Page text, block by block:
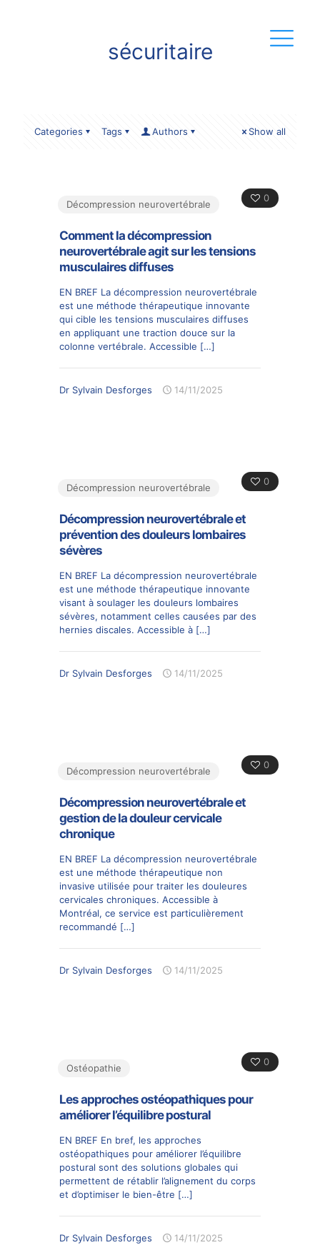
sécuritaire
Categories Tags Authors Show all
0
Décompression neurovertébrale
Comment la décompression
neurovertébrale agit sur les tensions
musculaires diffuses
EN BREF La décompression neurovertébrale
est une méthode thérapeutique innovante
qui cible les tensions musculaires diffuses
en appliquant une traction douce sur la
colonne vertébrale. Accessible […]
Dr Sylvain Desforges 14/11/2025
0
Décompression neurovertébrale
Décompression neurovertébrale et
prévention des douleurs lombaires
sévères
EN BREF La décompression neurovertébrale
est une méthode thérapeutique innovante
visant à soulager les douleurs lombaires
sévères, notamment celles causées par des
hernies discales. Accessible à […]
Dr Sylvain Desforges 14/11/2025
0
Décompression neurovertébrale
Décompression neurovertébrale et
gestion de la douleur cervicale
chronique
EN BREF La décompression neurovertébrale
est une méthode thérapeutique non
invasive utilisée pour traiter les douleures
cervicales chroniques. Accessible à
Montréal, ce service est particulièrement
recommandé […]
Dr Sylvain Desforges 14/11/2025
0
Ostéopathie
Les approches ostéopathiques pour
améliorer l’équilibre postural
EN BREF En bref, les approches
ostéopathiques pour améliorer l’équilibre
postural sont des solutions globales qui
permettent de rétablir l’alignement du corps
et d’optimiser le bien-être […]
Dr Sylvain Desforges 14/11/2025